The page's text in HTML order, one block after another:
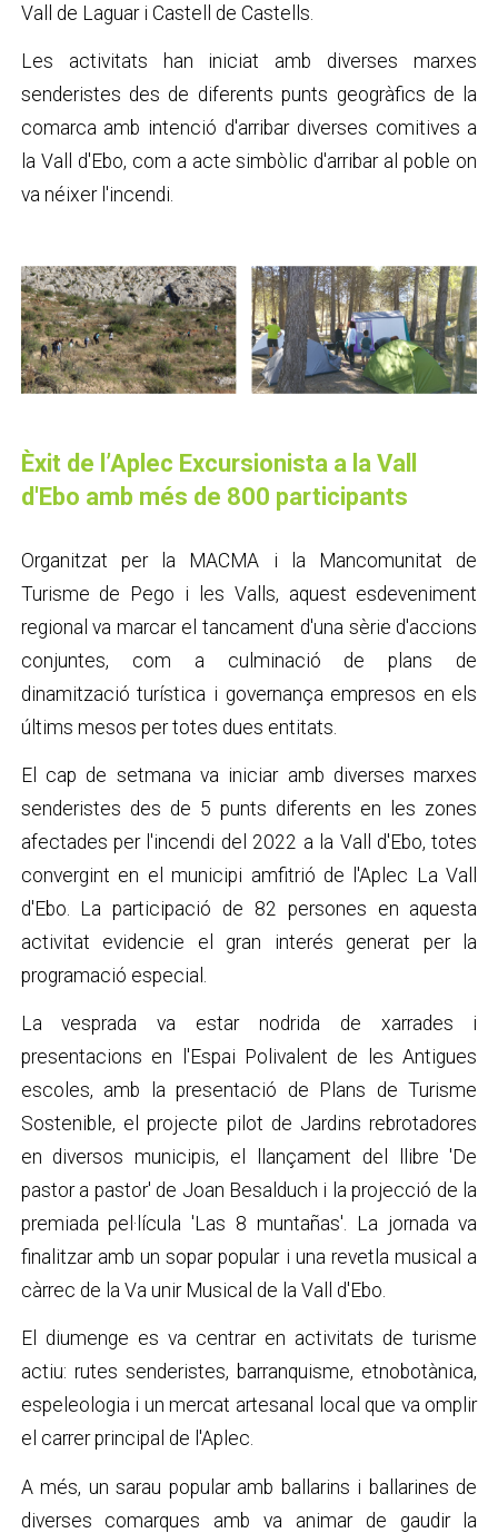
Vall de Laguar i Castell de Castells.
Les activitats han iniciat amb diverses marxes
senderistes des de diferents punts geogràfics de la
comarca amb intenció d'arribar diverses comitives a
la Vall d'Ebo, com a acte simbòlic d'arribar al poble on
va néixer l'incendi.
Èxit de l’Aplec Excursionista a la Vall
d'Ebo amb més de 800 participants
Organitzat per la MACMA i la Mancomunitat de
Turisme de Pego i les Valls, aquest esdeveniment
regional va marcar el tancament d'una sèrie d'accions
conjuntes, com a culminació de plans de
dinamització turística i governança empresos en els
últims mesos per totes dues entitats.
El cap de setmana va iniciar amb diverses marxes
senderistes des de 5 punts diferents en les zones
afectades per l'incendi del 2022 a la Vall d'Ebo, totes
convergint en el municipi amfitrió de l'Aplec La Vall
d'Ebo. La participació de 82 persones en aquesta
activitat evidencie el gran interés generat per la
programació especial.
La vesprada va estar nodrida de xarrades i
presentacions en l'Espai Polivalent de les Antigues
escoles, amb la presentació de Plans de Turisme
Sostenible, el projecte pilot de Jardins rebrotadores
en diversos municipis, el llançament del llibre 'De
pastor a pastor' de Joan Besalduch i la projecció de la
premiada pel·lícula 'Las 8 muntañas'. La jornada va
finalitzar amb un sopar popular i una revetla musical a
càrrec de la Va unir Musical de la Vall d'Ebo.
El diumenge es va centrar en activitats de turisme
actiu: rutes senderistes, barranquisme, etnobotànica,
espeleologia i un mercat artesanal local que va omplir
el carrer principal de l'Aplec.
A més, un sarau popular amb ballarins i ballarines de
diverses comarques amb va animar de gaudir la